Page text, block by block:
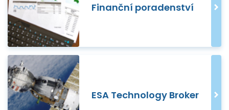
Finanční poradenství
ESA Technology Broker